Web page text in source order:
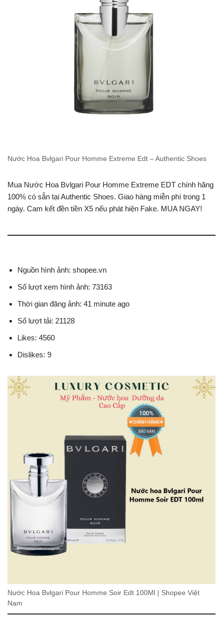
Nước Hoa Bvlgari Pour Homme Extreme Edt – Authentic Shoes
Mua Nước Hoa Bvlgari Pour Homme Extreme EDT chính hãng
100% có sẵn tại Authentic Shoes. Giao hàng miễn phí trong 1
ngày. Cam kết đền tiền X5 nếu phát hiện Fake. MUA NGAY!
Nguồn hình ảnh: shopee.vn
Số lượt xem hình ảnh: 73163
Thời gian đăng ảnh: 41 minute ago
Số lượt tải: 21128
Likes: 4560
Dislikes: 9
Nước Hoa Bvlgari Pour Homme Soir Edt 100Ml | Shopee Việt
Nam